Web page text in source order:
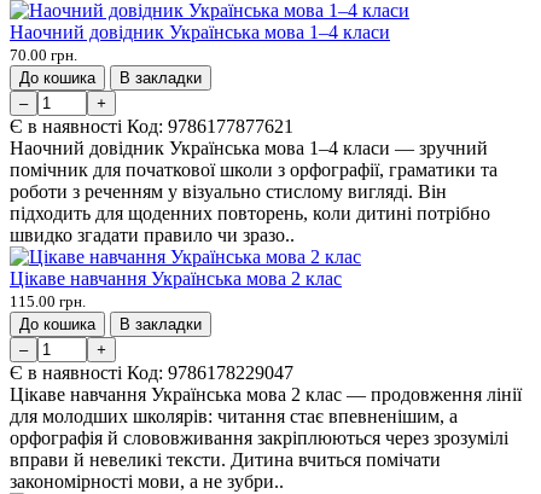
Наочний довідник Українська мова 1–4 класи
70.00 грн.
До кошика
В закладки
–
+
Є в наявності Код: 9786177877621
Наочний довідник Українська мова 1–4 класи — зручний
помічник для початкової школи з орфографії, граматики та
роботи з реченням у візуально стислому вигляді. Він
підходить для щоденних повторень, коли дитині потрібно
швидко згадати правило чи зразо..
Цікаве навчання Українська мова 2 клас
115.00 грн.
До кошика
В закладки
–
+
Є в наявності Код: 9786178229047
Цікаве навчання Українська мова 2 клас — продовження лінії
для молодших школярів: читання стає впевненішим, а
орфографія й слововживання закріплюються через зрозумілі
вправи й невеликі тексти. Дитина вчиться помічати
закономірності мови, а не зубри..